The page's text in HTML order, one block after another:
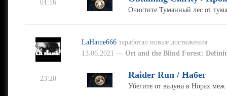
01:16
Очистите Туманный лес от
LaHaine666 заработал новые достижения.
13.06.2021 —Ori and the Blind Forest:
23:20 Raider Run / Набег
Убегите от валуна в Норах